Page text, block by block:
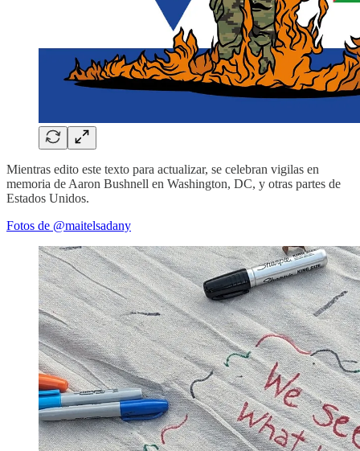
Mientras edito este texto para actualizar, se celebran vigilas en
memoria de Aaron Bushnell en Washington, DC, y otras partes de
Estados Unidos.
Fotos de @maitelsadany